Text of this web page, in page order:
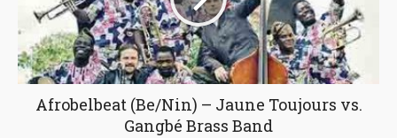
Afrobelbeat (Be/Nin) – Jaune Toujours vs.
Gangbé Brass Band